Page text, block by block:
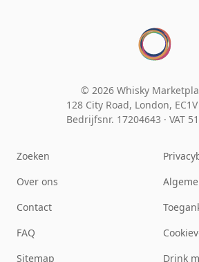
© 2026 Whisky
128 City Road, London, EC1V
Bedrijfsnr. 17204643 · VAT
Zoeken
Over ons
Contact
FAQ
Sitemap
Drink